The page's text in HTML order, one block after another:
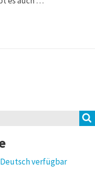
Deutsch verfügbar